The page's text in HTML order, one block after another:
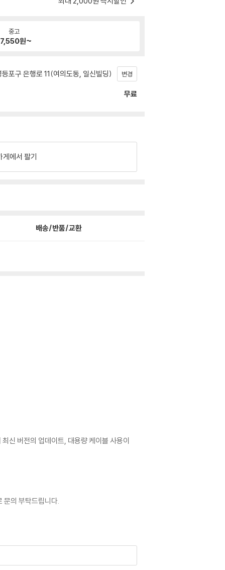
중고
원~
포구 은행로 11(여의도동, 일신빌딩) 변경
무료
게에서 팔기
배송/반품/교환
신 버전의 업데이트, 대용량 케이블 사용이
문의 부탁드립니다.
없는 경우 교환/반품이 제한될 수 있습니다.